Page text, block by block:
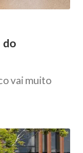
do
vai muito